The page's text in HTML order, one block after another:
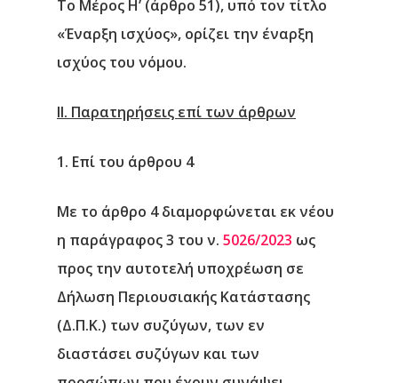
Το Μέρος Η’ (άρθρο 51), υπό τον τίτλο
«Έναρξη ισχύος», ορίζει την έναρξη
ισχύος του νόμου.
II. Παρατηρήσεις επί των άρθρων
1. Επί του άρθρου 4
Με το άρθρο 4 διαμορφώνεται εκ νέου
η παράγραφος 3 του ν. 5026/2023 ως
προς την αυτοτελή υποχρέωση σε
Δήλωση Περιουσιακής Κατάστασης
(Δ.Π.Κ.) των συζύγων, των εν
διαστάσει συζύγων και των